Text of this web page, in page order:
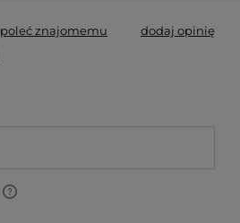
poleć znajomemu
dodaj opinię